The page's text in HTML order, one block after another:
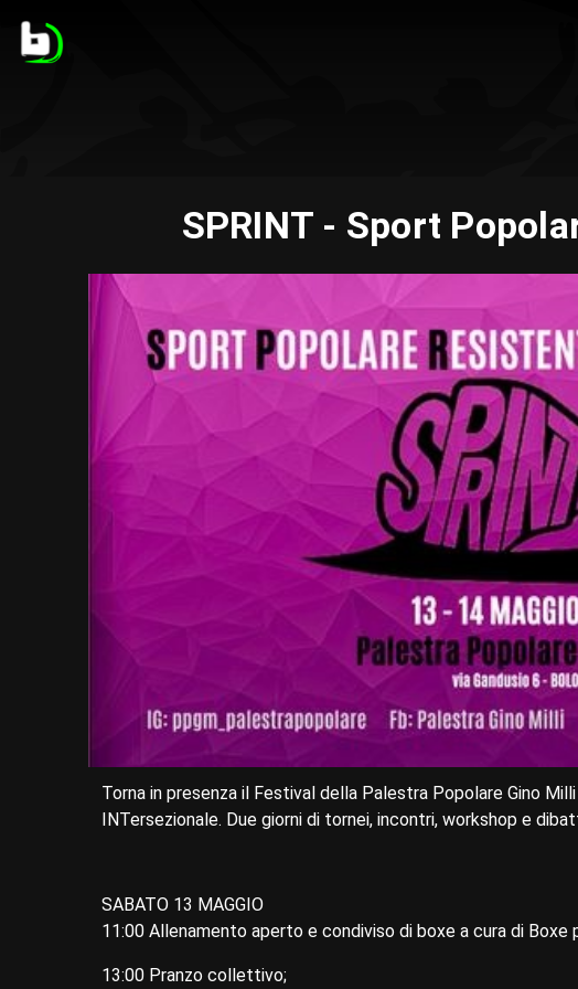
SPRINT - Sport
Torna in presenza il Festival della Palestra Popolare Gino
INTersezionale. Due giorni di tornei, incontri, workshop e
SABATO 13 MAGGIO
11:00 Allenamento aperto e condiviso di boxe a cura di Boxe
13:00 Pranzo collettivo;